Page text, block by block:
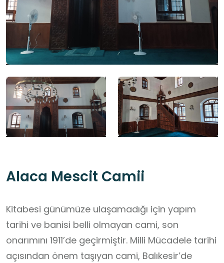
Alaca Mescit Camii
Kitabesi günümüze ulaşamadığı için yapım
tarihi ve banisi belli olmayan cami, son
onarımını 1911’de geçirmiştir. Milli Mücadele tarihi
açısından önem taşıyan cami, Balıkesir’de